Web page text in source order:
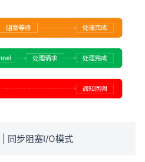
同步阻塞I/O模式